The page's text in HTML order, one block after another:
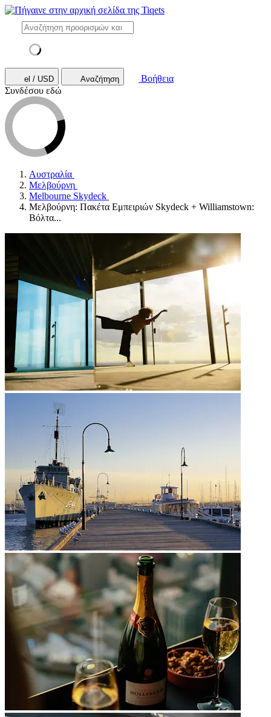
el / USD Αναζήτηση
Βοήθεια
Συνδέσου εδώ
Αυστραλία
Μελβούρνη
Melbourne Skydeck
Μελβούρνη: Πακέτα Εμπειριών Skydeck + Williamstown:
Βόλτα...